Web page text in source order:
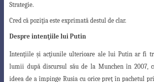
Strategie.
Cred că poziţia este exprimată destul de clar.
Despre intenţiile lui Putin
Intenţiile şi acţiunile ulterioare ale lui Putin ar fi
lumii după discursul său de la Munchen în 2007,
ideea de a împinge Rusia cu orice preţ în pachetul